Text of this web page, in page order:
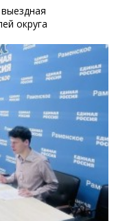
округа